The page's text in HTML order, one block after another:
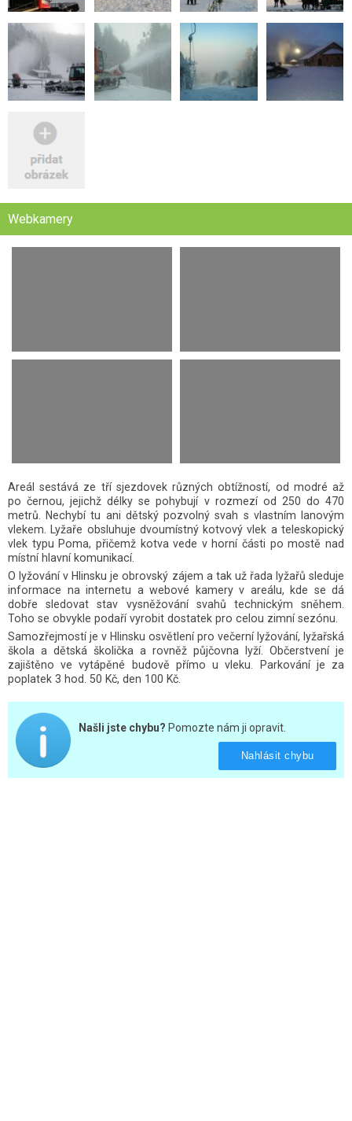
Webkamery
Areál sestává ze tří sjezdovek různých obtížností, od modré až
po černou, jejichž délky se pohybují v rozmezí od 250 do 470
metrů. Nechybí tu ani dětský pozvolný svah s vlastním lanovým
vlekem. Lyžaře obsluhuje dvoumístný kotvový vlek a teleskopický
vlek typu Poma, přičemž kotva vede v horní části po mostě nad
místní hlavní komunikací.
O lyžování v Hlinsku je obrovský zájem a tak už řada lyžařů sleduje
informace na internetu a webové kamery v areálu, kde se dá
dobře sledovat stav vysněžování svahů technickým sněhem.
Toho se obvykle podaří vyrobit dostatek pro celou zimní sezónu.
Samozřejmostí je v Hlinsku osvětlení pro večerní lyžování, lyžařská
škola a dětská školička a rovněž půjčovna lyží. Občerstvení je
zajištěno ve vytápěné budově přímo u vleku. Parkování je za
poplatek 3 hod. 50 Kč, den 100 Kč.
Našli jste chybu? Pomozte nám ji opravit.
Nahlásit chybu